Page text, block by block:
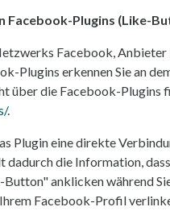
Facebook-Plugins (Like-
Facebook,
Plugins erkennen Sie an
über die Facebook-Plugins
.
Plugin eine direkte
die Information,
Button" anklicken während
Facebook-Profil